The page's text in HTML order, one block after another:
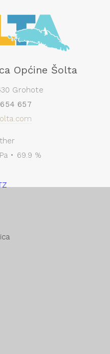
Općine Šolta
Grohote
657
• 69.9 %